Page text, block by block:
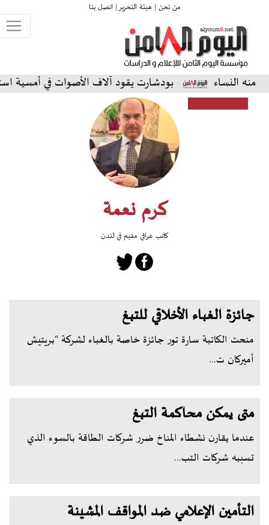
من نحن | هيئة التحرير |اتصل بنا
بودشارت يقود آلاف الأصوات في أمسية استثنائية
كرم نعمة
كاتب عراقي مقيم في لندن
جائزة الغباء الأخلاقي للتبغ
منحت الكاتبة سارة تور جائزة خاصة بالغباء لشركة “بريتيش
أميركان ت...
متى يمكن محاكمة التبغ
عندما يقارن نشطاء المناخ ضرر شركات الطاقة بالسوء الذي
تسببه شركات التب...
التأمين الإعلامي ضد المواقف المشينة